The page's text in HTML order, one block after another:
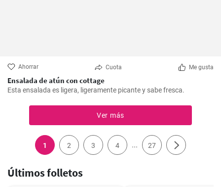
Ahorrar Cuota Me gusta
Ensalada de atún con cottage
Esta ensalada es ligera, ligeramente picante y sabe fresca.
Ver más
1 2 3 4 ... 27
Últimos folletos